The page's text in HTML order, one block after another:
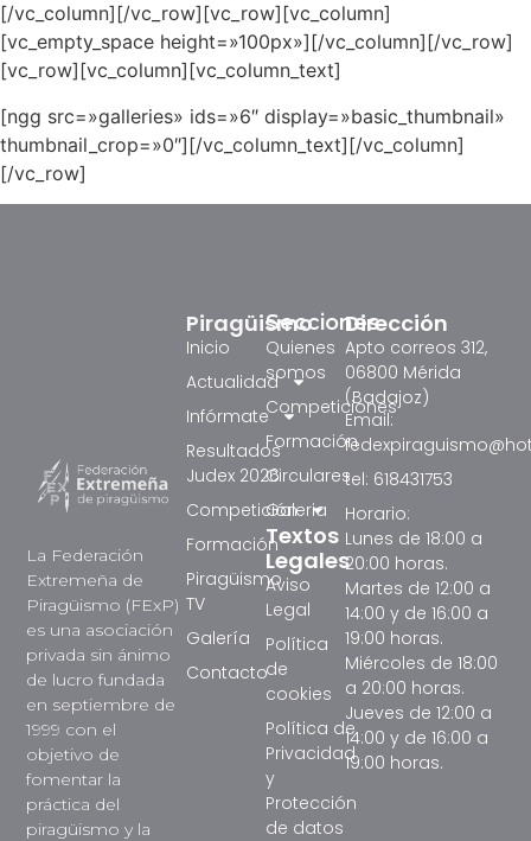
[/vc_column][/vc_row][vc_row][vc_column]
[vc_empty_space height=»100px»][/vc_column][/vc_row]
[vc_row][vc_column][vc_column_text]
[ngg src=»galleries» ids=»6″ display=»basic_thumbnail»
thumbnail_crop=»0″][/vc_column_text][/vc_column]
[/vc_row]
La Federación
Extremeña de
Piragüismo (FExP)
es una asociación
privada sin ánimo
de lucro fundada
en septiembre de
1999 con el
objetivo de
fomentar la
práctica del
piragüismo y la
Secciones
Quienes
somos
Competiciones
Formación
Circulares
Galeria
Textos
Legales
Aviso
Legal
Política
de
cookies
Política de
Privacidad
y
Protección
de datos
Piragüismo
Inicio
Actualidad
Infórmate
Resultados
Judex 2026
Competición
Formación
Piragüismo
TV
Galería
Contacto
Dirección
Apto correos 312,
06800 Mérida
(Badajoz)
Email:
tel: 618431753
Horario:
Lunes de 18:00 a
20:00 horas.
Martes de 12:00 a
14:00 y de 16:00 a
19:00 horas.
Miércoles de 18:00
a 20:00 horas.
Jueves de 12:00 a
14:00 y de 16:00 a
19:00 horas.